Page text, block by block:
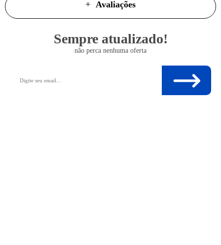
Avaliações
Sempre atualizado!
não perca nenhuma oferta